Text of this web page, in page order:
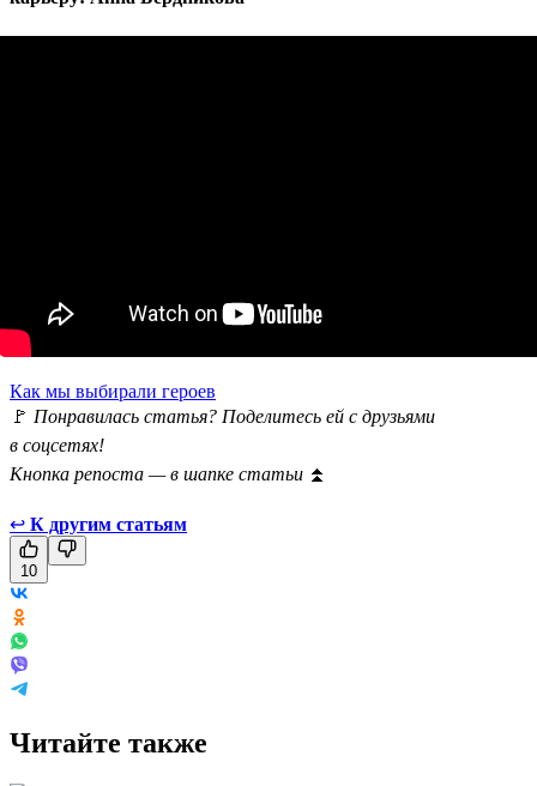
Как мы выбирали героев
🚩 Понравилась статья? Поделитесь ей с друзьями
в соцсетях!
Кнопка репоста — в шапке статьи ⏫
↩ К другим статьям
10
Читайте также